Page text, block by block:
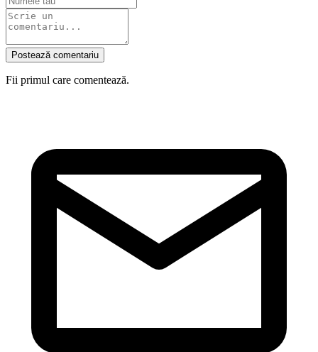
Postează comentariu
Fii primul care comentează.